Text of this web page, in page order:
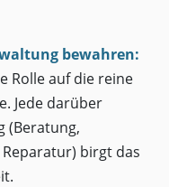
bewahren:
Rolle auf die reine
Jede darüber
(Beratung,
birgt das